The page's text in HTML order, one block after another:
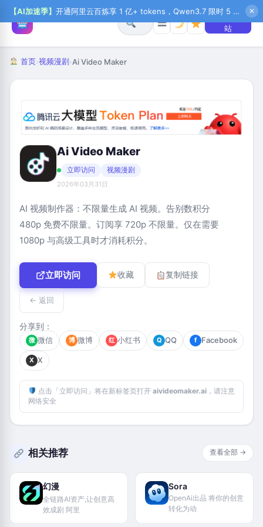
【AI加速季】 开通阿里云百炼享 1 亿+ tokens，Qwen3.7 限时 5 折起，秒悟新注送 1 万积分，加入 OPC 赢百万助力金，QoderWork CN 首月 0 元 ✕
☰
+ 提交网
站
首页›视频漫剧›Ai Video Maker
Ai Video Maker
立即访问 视频漫剧
2026年03月31日
AI 视频制作器：不限量生成 AI 视频。告别数积分
480p 免费不限量。订阅享 720p 不限量。仅在需要
1080p 与高级工具时才消耗积分。
立即访问 收藏 复制链接
← 返回
分享到：
微 微信 博 微博 红 小红书 Q QQ f Facebook
X X
点击「立即访问」将在新标签页打开 aivideomaker.ai，请注意
网络安全
相关推荐 查看全部 →
幻漫
全链路AI资产,让创意高
效成剧 阿里
Sora
OpenAi出品 将你的创意
转化为动